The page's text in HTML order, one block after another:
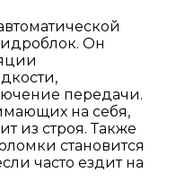
Он
передачи.
на себя,
из строя. Также
становится
часто ездит на